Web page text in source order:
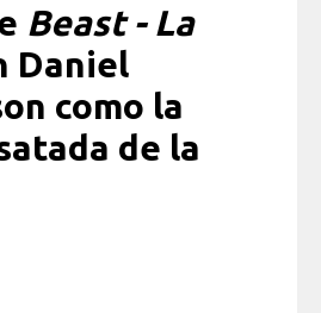
Beast - La
Daniel
como la
de la